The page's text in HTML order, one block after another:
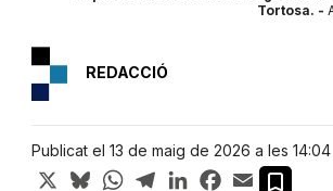
Tortosa. -
REDACCIÓ
Publicat el 13 de maig de 2026 a les 14:04
X BlueskyWhatsApp
TelegramLinkedInFacebook
Email